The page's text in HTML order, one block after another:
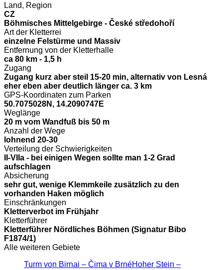
Land, Region
CZ
Böhmisches Mittelgebirge - České středohoří
Art der Kletterrei
einzelne Felstürme und Massiv
Entfernung von der Kletterhalle
ca 80 km - 1,5 h
Zugang
Zugang kurz aber steil 15-20 min, alternativ von Lesná
eher eben aber deutlich länger ca. 3 km
GPS-Koordinaten zum Parken
50.7075028N, 14.2090747E
Weglänge
20 m vom Wandfuß bis 50 m
Anzahl der Wege
lohnend 20-30
Verteilung der Schwierigkeiten
II-VIIa - bei einigen Wegen sollte man 1-2 Grad
aufschlagen
Absicherung
sehr gut, wenige Klemmkeile zusätzlich zu den
vorhanden Haken möglich
Einschränkungen
Kletterverbot im Frühjahr
Kletterführer
Kletterführer Nördliches Böhmen (Signatur Bibo
F1874/1)
Alle weiteren Gebiete
Turm von Birnai – Čima v BrnéHoher Stein –